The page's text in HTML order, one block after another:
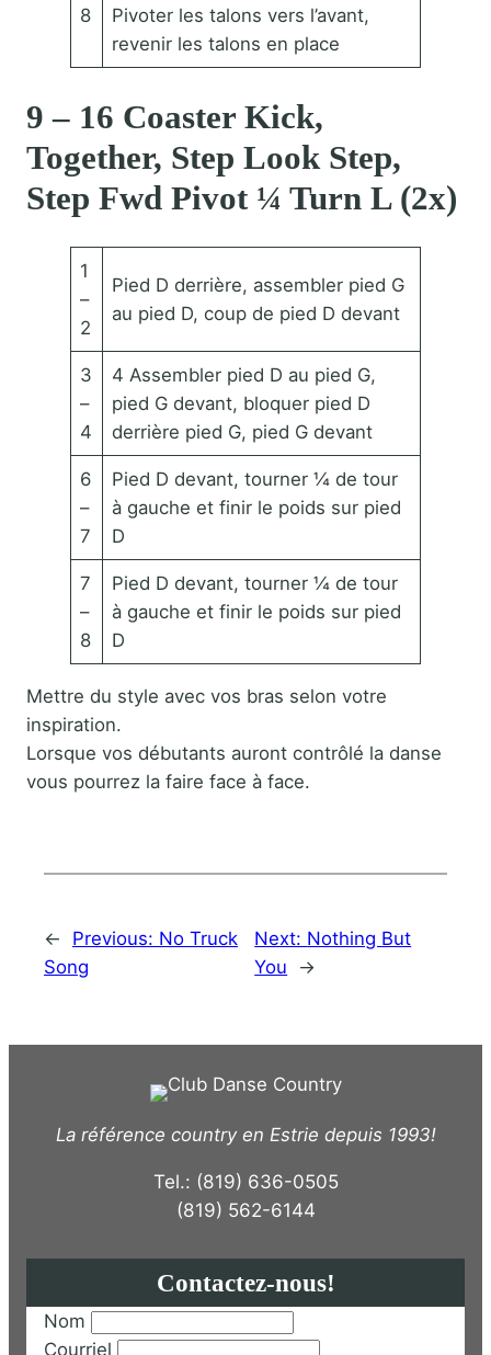
8
Pivoter les talons vers l’avant,
revenir les talons en place
9 – 16 Coaster Kick,
Together, Step Look Step,
Step Fwd Pivot ¼ Turn L (2x)
1
–
2
Pied D derrière, assembler pied G
au pied D, coup de pied D devant
3
–
4
4 Assembler pied D au pied G,
pied G devant, bloquer pied D
derrière pied G, pied G devant
6
–
7
Pied D devant, tourner ¼ de tour
à gauche et finir le poids sur pied
D
7
–
8
Pied D devant, tourner ¼ de tour
à gauche et finir le poids sur pied
D
Mettre du style avec vos bras selon votre
inspiration.
Lorsque vos débutants auront contrôlé la danse
vous pourrez la faire face à face.
← Previous: No Truck
Song
Next: Nothing But
You
→
La référence country en Estrie depuis 1993!
Tel.: (819) 636-0505
(819) 562-6144
Contactez-nous!
Nom
Courriel